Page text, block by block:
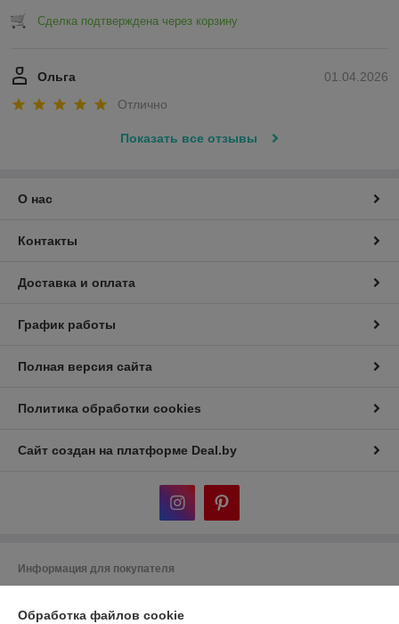
Сделка подтверждена через корзину
01.04.2026
Ольга
Отлично
Показать все отзывы
О нас
Контакты
Доставка и оплата
График работы
Полная версия сайта
Политика обработки cookies
Сайт создан на платформе Deal.by
Информация для покупателя
Минская обл. Минский район. Д.Богатырево, ул. Полесская 7,кв10
Обработка файлов cookie